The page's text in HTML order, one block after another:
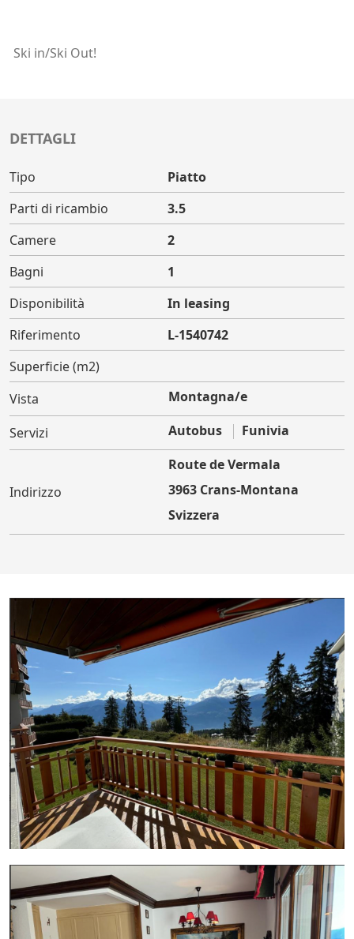
Ski in/Ski Out!
DETTAGLI
Tipo
Piatto
Parti di ricambio
3.5
Camere
2
Bagni
1
Disponibilità
In leasing
Riferimento
L-1540742
Superficie (m2)
Vista
Montagna/e
Servizi Autobus Funivia
Indirizzo
Route de Vermala
3963 Crans-Montana
Svizzera